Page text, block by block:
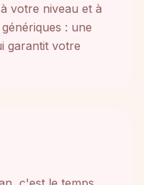
votre niveau et à
: une
garantit votre